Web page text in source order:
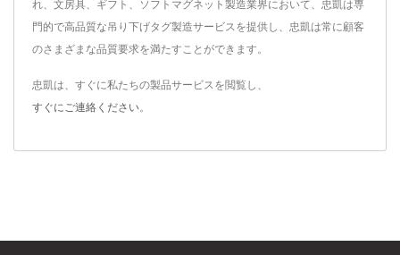
れ、文房具、ギフト、ソフトマグネット製造業界において、忠凱は専
門的で高品質な吊り下げタグ製造サービスを提供し、忠凱は常に顧客
のさまざまな品質要求を満たすことができます。
忠凱は、すぐに私たちの製品サービスを閲覧し、
すぐにご連絡ください。